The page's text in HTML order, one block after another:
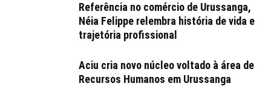
Referência no comércio de Urussanga,
Néia Felippe relembra história de vida e
trajetória profissional
Aciu cria novo núcleo voltado à área de
Recursos Humanos em Urussanga